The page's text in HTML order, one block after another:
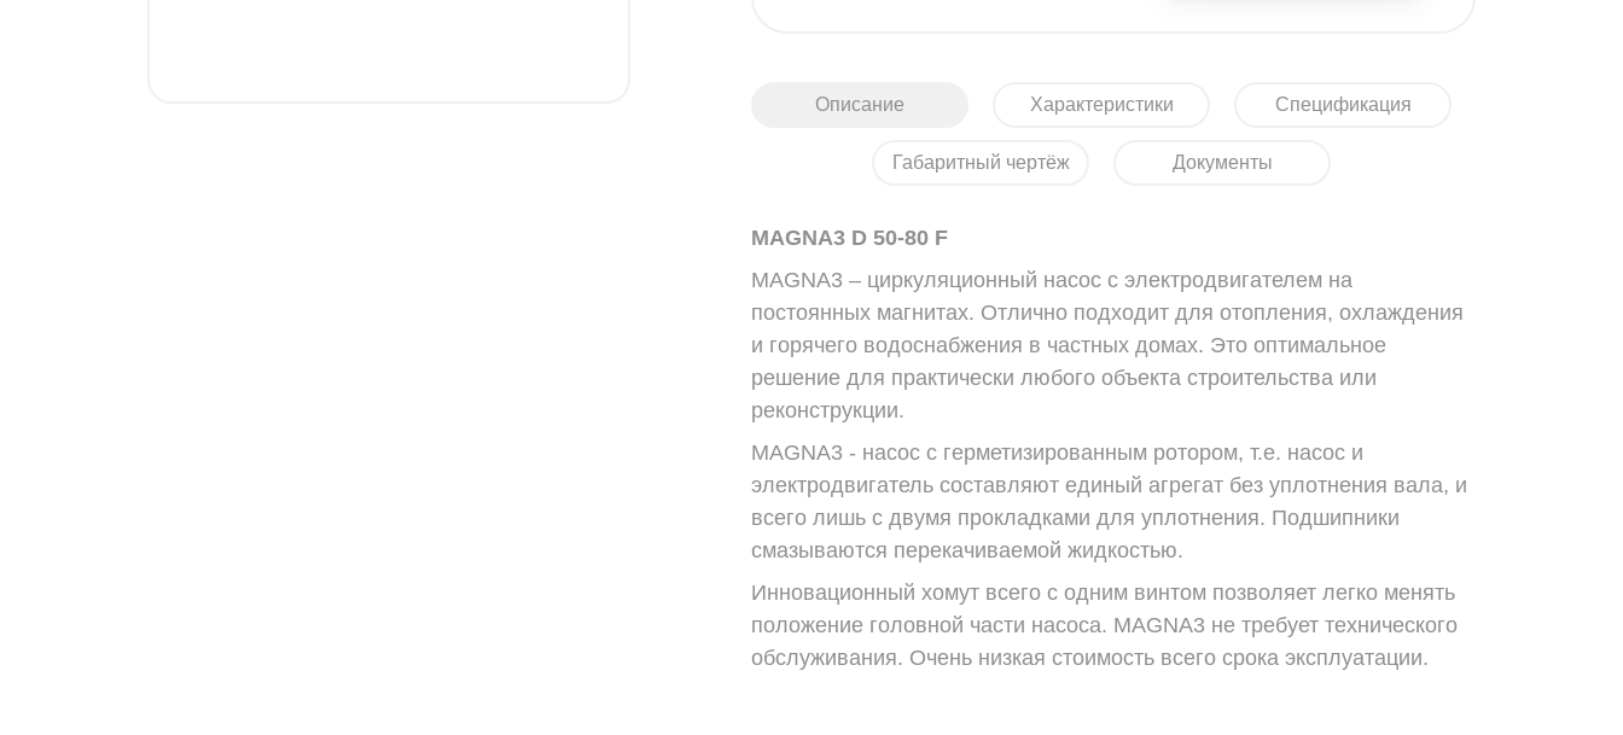
Описание Характеристики Спецификация
Габаритный чертёж Документы
MAGNA3 D 50-80 F
MAGNA3 – циркуляционный насос с электродвигателем на
постоянных магнитах. Отлично подходит для отопления, охлаждения
и горячего водоснабжения в частных домах. Это оптимальное
решение для практически любого объекта строительства или
реконструкции.
MAGNA3 - насос с герметизированным ротором, т.е. насос и
электродвигатель составляют единый агрегат без уплотнения вала, и
всего лишь с двумя прокладками для уплотнения. Подшипники
смазываются перекачиваемой жидкостью.
Инновационный хомут всего с одним винтом позволяет легко менять
положение головной части насоса. MAGNA3 не требует технического
обслуживания. Очень низкая стоимость всего срока эксплуатации.